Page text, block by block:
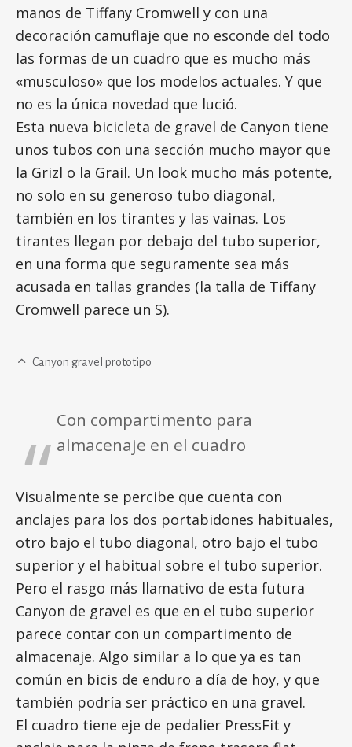
manos de Tiffany Cromwell y con una
decoración camuflaje que no esconde del todo
las formas de un cuadro que es mucho más
«musculoso» que los modelos actuales. Y que
no es la única novedad que lució.
Esta nueva bicicleta de gravel de Canyon tiene
unos tubos con una sección mucho mayor que
la Grizl o la Grail. Un look mucho más potente,
no solo en su generoso tubo diagonal,
también en los tirantes y las vainas. Los
tirantes llegan por debajo del tubo superior,
en una forma que seguramente sea más
acusada en tallas grandes (la talla de Tiffany
Cromwell parece un S).
Canyon gravel prototipo
Con compartimento para
almacenaje en el cuadro
Visualmente se percibe que cuenta con
anclajes para los dos portabidones habituales,
otro bajo el tubo diagonal, otro bajo el tubo
superior y el habitual sobre el tubo superior.
Pero el rasgo más llamativo de esta futura
Canyon de gravel es que en el tubo superior
parece contar con un compartimento de
almacenaje. Algo similar a lo que ya es tan
común en bicis de enduro a día de hoy, y que
también podría ser práctico en una gravel.
El cuadro tiene eje de pedalier PressFit y